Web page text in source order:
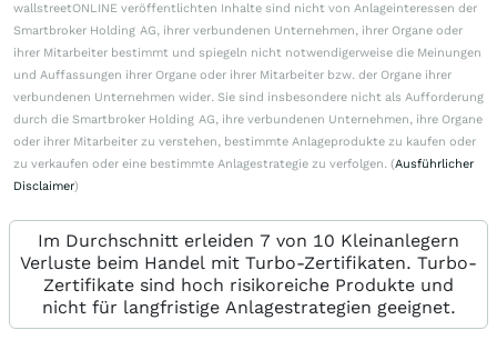
wallstreetONLINE veröffentlichten Inhalte sind nicht von Anlageinteressen der
Smartbroker Holding AG, ihrer verbundenen Unternehmen, ihrer Organe oder
ihrer Mitarbeiter bestimmt und spiegeln nicht notwendigerweise die Meinungen
und Auffassungen ihrer Organe oder ihrer Mitarbeiter bzw. der Organe ihrer
verbundenen Unternehmen wider. Sie sind insbesondere nicht als Aufforderung
durch die Smartbroker Holding AG, ihre verbundenen Unternehmen, ihre Organe
oder ihrer Mitarbeiter zu verstehen, bestimmte Anlageprodukte zu kaufen oder
zu verkaufen oder eine bestimmte Anlagestrategie zu verfolgen. (Ausführlicher
Disclaimer)
Im Durchschnitt erleiden 7 von 10 Kleinanlegern
Verluste beim Handel mit Turbo-Zertifikaten. Turbo-
Zertifikate sind hoch risikoreiche Produkte und
nicht für langfristige Anlagestrategien geeignet.